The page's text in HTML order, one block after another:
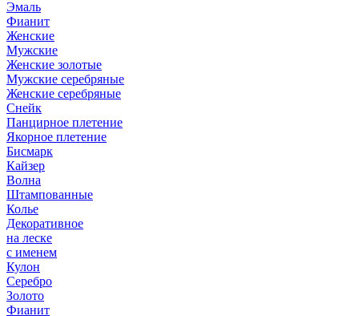
Эмаль
Фианит
Женские
Мужские
Женские золотые
Мужские серебряные
Женские серебряные
Снейк
Панцирное плетение
Якорное плетение
Бисмарк
Кайзер
Волна
Штампованные
Колье
Декоративное
на леске
с именем
Кулон
Серебро
Золото
Фианит